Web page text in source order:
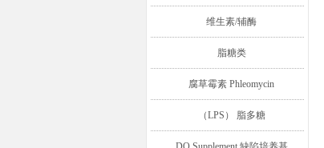
维生素/辅酶
脂糖类
腐草霉素 Phleomycin
（LPS） 脂多糖